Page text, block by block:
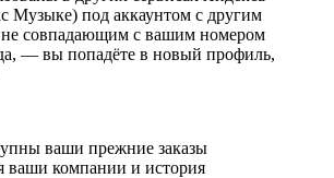
Музыке) под аккаунтом с другим
совпадающим с вашим номером
— вы попадёте в новый профиль,
ваши прежние заказы
ваши компании и история